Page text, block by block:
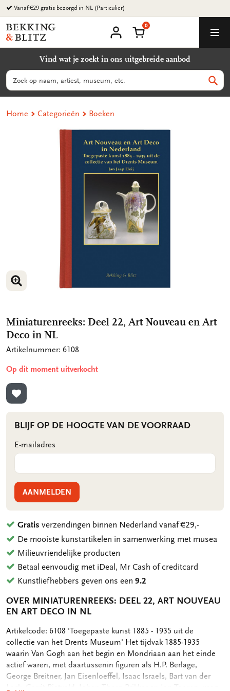
Ga
naar
content
Vanaf €29 gratis bezorgd in NL (Particulier)
Bekking
&
B.V.
account
Winkelmand
0
Vind wat je zoekt in ons uitgebreide aanbod
Zoeken
Home Categorieën Boeken
VERGROOT AFBEELDING
Miniaturenreeks: Deel 22, Art Nouveau en Art
Deco in NL
Artikelnummer: 6108
Op dit moment uitverkocht
TOEVOEGEN AAN VERLANGLIJST
BLIJF OP DE HOOGTE VAN DE VOORRAAD
E-mailadres
AANMELDEN
Gratis verzendingen binnen Nederland vanaf €29,-
De mooiste kunstartikelen in samenwerking met musea
Milieuvriendelijke producten
Betaal eenvoudig met iDeal, Mr Cash of creditcard
Kunstliefhebbers geven ons een9.2
OVER MINIATURENREEKS: DEEL 22, ART NOUVEAU
EN ART DECO IN NL
OMSCHRIJVING
Artikelcode: 6108 'Toegepaste kunst 1885 - 1935 uit de
collectie van het Drents Museum' Het tijdvak 1885-1935
waarin Van Gogh aan het begin en Mondriaan aan het einde
actief waren, met daartussenin figuren als H.P. Berlage,
George Breitner, Jan Eisenloeffel, Isaac Israels, Bart van der
Leck, Gerrit Rietveld, Johan Thorn Prikker en Jan Toorop, mag